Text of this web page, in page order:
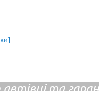
автівці та